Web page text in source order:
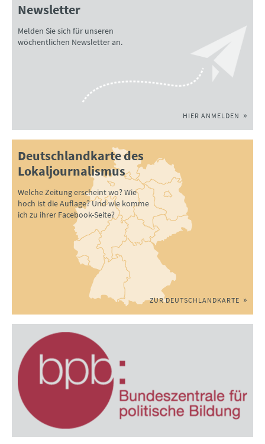
Newsletter
Melden Sie sich für unseren
wöchentlichen Newsletter an.
HIER ANMELDEN
Deutschlandkarte des
Lokaljournalismus
Welche Zeitung erscheint wo? Wie
hoch ist die Auflage? Und wie komme
ich zu ihrer Facebook-Seite?
ZUR DEUTSCHLANDKARTE